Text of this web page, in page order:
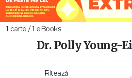
1 carte / 1 eBooks
Dr. Polly Young-
Filtează